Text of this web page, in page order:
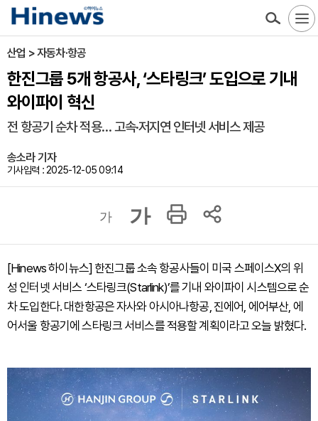
산업 > 자동차·항공
한진그룹 5개 항공사, ‘스타링크’ 도입으로 기내
와이파이 혁신
전 항공기 순차 적용… 고속·저지연 인터넷 서비스 제공
송소라 기자
기사입력 : 2025-12-05 09:14
가 가
[Hinews 하이뉴스] 한진그룹 소속 항공사들이 미국 스페이스X의 위
성 인터넷 서비스 ‘스타링크(Starlink)’를 기내 와이파이 시스템으로 순
차 도입한다. 대한항공은 자사와 아시아나항공, 진에어, 에어부산, 에
어서울 항공기에 스타링크 서비스를 적용할 계획이라고 오늘 밝혔다.